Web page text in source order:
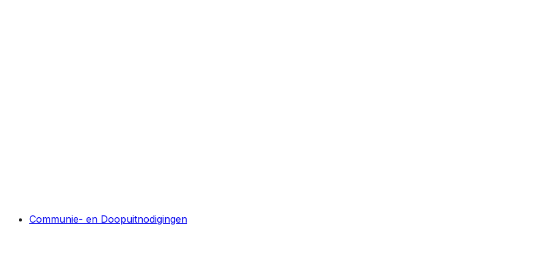
Communie- en Doopuitnodigingen